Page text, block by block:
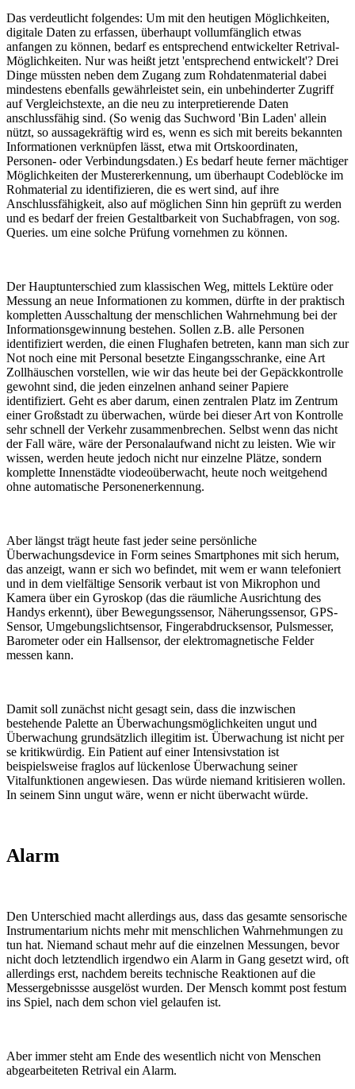
Das verdeutlicht folgendes: Um mit den heutigen Möglichkeiten,
digitale Daten zu erfassen, überhaupt vollumfänglich etwas
anfangen zu können, bedarf es entsprechend entwickelter Retrival-
Möglichkeiten. Nur was heißt jetzt 'entsprechend entwickelt'? Drei
Dinge müssten neben dem Zugang zum Rohdatenmaterial dabei
mindestens ebenfalls gewährleistet sein, ein unbehinderter Zugriff
auf Vergleichstexte, an die neu zu interpretierende Daten
anschlussfähig sind. (So wenig das Suchword 'Bin Laden' allein
nützt, so aussagekräftig wird es, wenn es sich mit bereits bekannten
Informationen verknüpfen lässt, etwa mit Ortskoordinaten,
Personen- oder Verbindungsdaten.) Es bedarf heute ferner mächtiger
Möglichkeiten der Mustererkennung, um überhaupt Codeblöcke im
Rohmaterial zu identifizieren, die es wert sind, auf ihre
Anschlussfähigkeit, also auf möglichen Sinn hin geprüft zu werden
und es bedarf der freien Gestaltbarkeit von Suchabfragen, von sog.
Queries. um eine solche Prüfung vornehmen zu können.
Der Hauptunterschied zum klassischen Weg, mittels Lektüre oder
Messung an neue Informationen zu kommen, dürfte in der praktisch
kompletten Ausschaltung der menschlichen Wahrnehmung bei der
Informationsgewinnung bestehen. Sollen z.B. alle Personen
identifiziert werden, die einen Flughafen betreten, kann man sich zur
Not noch eine mit Personal besetzte Eingangsschranke, eine Art
Zollhäuschen vorstellen, wie wir das heute bei der Gepäckkontrolle
gewohnt sind, die jeden einzelnen anhand seiner Papiere
identifiziert. Geht es aber darum, einen zentralen Platz im Zentrum
einer Großstadt zu überwachen, würde bei dieser Art von Kontrolle
sehr schnell der Verkehr zusammenbrechen. Selbst wenn das nicht
der Fall wäre, wäre der Personalaufwand nicht zu leisten. Wie wir
wissen, werden heute jedoch nicht nur einzelne Plätze, sondern
komplette Innenstädte viodeoüberwacht, heute noch weitgehend
ohne automatische Personenerkennung.
Aber längst trägt heute fast jeder seine persönliche
Überwachungsdevice in Form seines Smartphones mit sich herum,
das anzeigt, wann er sich wo befindet, mit wem er wann telefoniert
und in dem vielfältige Sensorik verbaut ist von Mikrophon und
Kamera über ein Gyroskop (das die räumliche Ausrichtung des
Handys erkennt), über Bewegungssensor, Näherungssensor, GPS-
Sensor, Umgebungslichtsensor, Fingerabdrucksensor, Pulsmesser,
Barometer oder ein Hallsensor, der elektromagnetische Felder
messen kann.
Damit soll zunächst nicht gesagt sein, dass die inzwischen
bestehende Palette an Überwachungsmöglichkeiten ungut und
Überwachung grundsätzlich illegitim ist. Überwachung ist nicht per
se kritikwürdig. Ein Patient auf einer Intensivstation ist
beispielsweise fraglos auf lückenlose Überwachung seiner
Vitalfunktionen angewiesen. Das würde niemand kritisieren wollen.
In seinem Sinn ungut wäre, wenn er nicht überwacht würde.
Alarm
Den Unterschied macht allerdings aus, dass das gesamte sensorische
Instrumentarium nichts mehr mit menschlichen Wahrnehmungen zu
tun hat. Niemand schaut mehr auf die einzelnen Messungen, bevor
nicht doch letztendlich irgendwo ein Alarm in Gang gesetzt wird, oft
allerdings erst, nachdem bereits technische Reaktionen auf die
Messergebnissse ausgelöst wurden. Der Mensch kommt post festum
ins Spiel, nach dem schon viel gelaufen ist.
Aber immer steht am Ende des wesentlich nicht von Menschen
abgearbeiteten Retrival ein Alarm.